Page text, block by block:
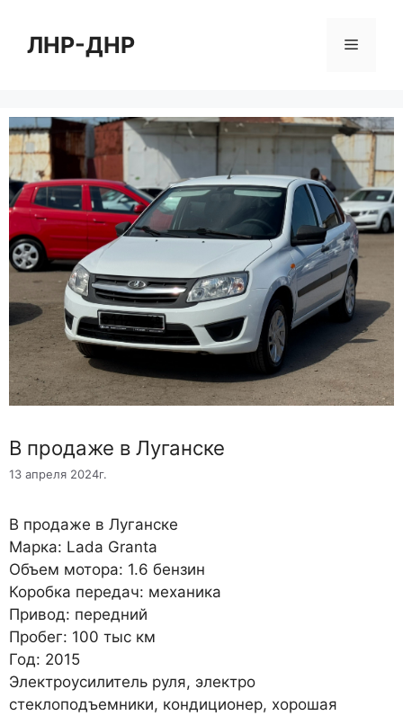
содержимому
ЛНР-ДНР Меню
В продаже в Луганске
13 апреля 2024г.
В продаже в Луганске
Марка: Lada Granta
Объем мотора: 1.6 бензин
Коробка передач: механика
Привод: передний
Пробег: 100 тыс км
Год: 2015
Электроусилитель руля, электро
стеклоподъемники, кондиционер, хорошая